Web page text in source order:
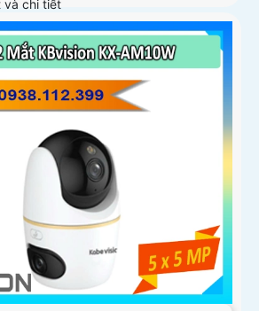
và chi tiết